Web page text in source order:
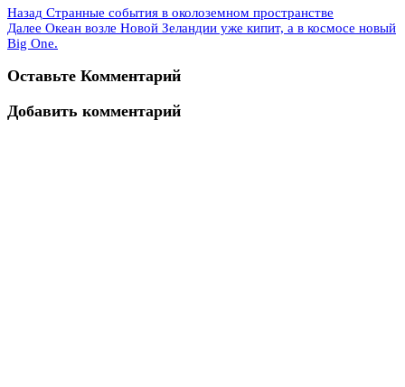
Назад Странные события в околоземном пространстве
Далее Океан возле Новой Зеландии уже кипит, а в космосе новый
Big One.
Оставьте Комментарий
Добавить комментарий